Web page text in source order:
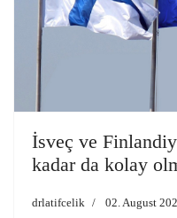
İsveç ve
kadar da kolay
drlatifcelik 02. August